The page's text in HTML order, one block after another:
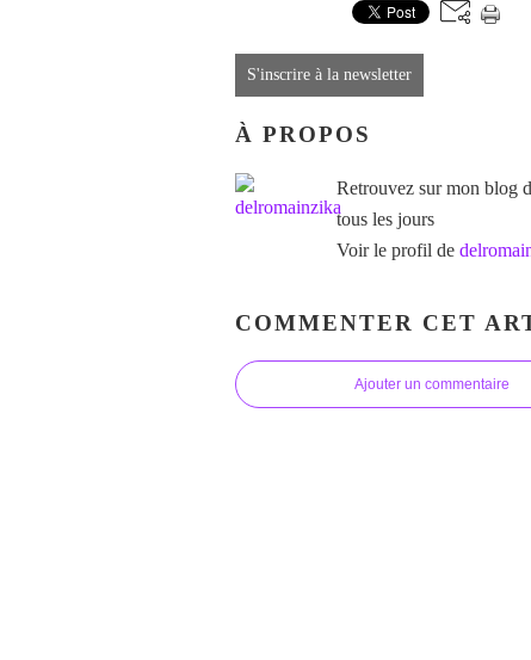
S'inscrire à la newsletter
À PROPOS
Retrouvez sur mon blog
tous les jours
Voir le profil de
COMMENTER CET
Ajouter un commentaire